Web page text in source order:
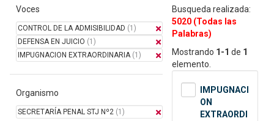
Manual del Usuario
Voces
CONTROL DE LA ADMISIBILIDAD (1)
DEFENSA EN JUICIO (1)
IMPUGNACION EXTRAORDINARIA(1)
Organismo
SECRETARÍA PENAL STJ Nº2 (1)
Busqueda realizada:
5020 (Todas las
Palabras)
Mostrando 1-1 de 1
elemento.
IMPUGNACI
ON
EXTRAORDI